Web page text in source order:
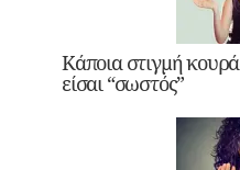
Κάποια στιγμή
είσαι “σωστός”